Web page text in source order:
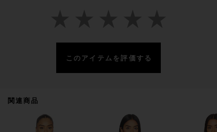
このアイテムを評価する
関連商品